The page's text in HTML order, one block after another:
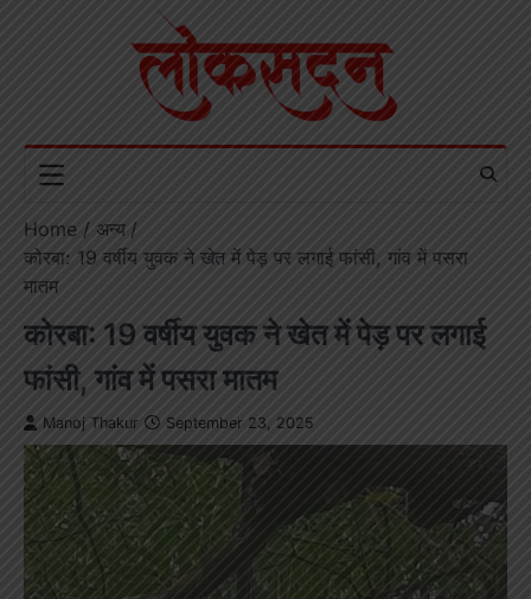
Home
अन्य
कोरबा: 19 वर्षीय युवक ने खेत में पेड़ पर लगाई फांसी, गांव में पसरा
मातम
कोरबा: 19 वर्षीय युवक ने खेत में पेड़ पर लगाई
फांसी, गांव में पसरा मातम
Manoj Thakur September 23, 2025